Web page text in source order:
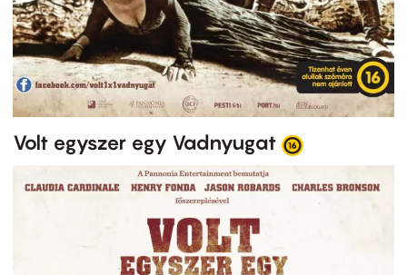
Volt egyszer egy Vadnyugat